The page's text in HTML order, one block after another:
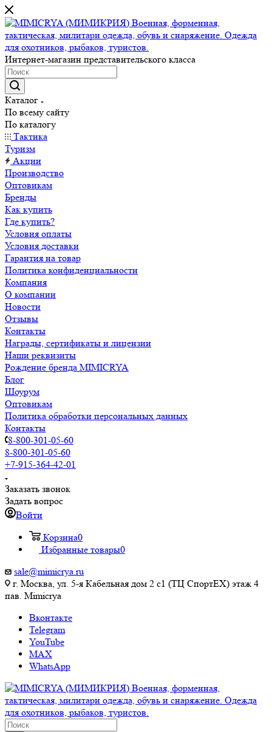
Интернет-магазин представительского класса
Каталог
По всему сайту
По каталогу
Тактика
Туризм
Акции
Производство
Оптовикам
Бренды
Как купить
Где купить?
Условия оплаты
Условия доставки
Гарантия на товар
Политика конфиденциальности
Компания
О компании
Новости
Отзывы
Контакты
Награды, сертификаты и лицензии
Наши реквизиты
Рождение бренда MIMICRYA
Блог
Шоурум
Оптовикам
Политика обработки персональных данных
Контакты
8-800-301-05-60
8-800-301-05-60
+7-915-364-42-01
Заказать звонок
Задать вопрос
Войти
Корзина0
Избранные товары0
sale@mimicrya.ru
г. Москва, ул. 5-я Кабельная дом 2 с1 (ТЦ СпортEX) этаж 4
пав. Mimicrya
Вконтакте
Telegram
YouTube
MAX
WhatsApp